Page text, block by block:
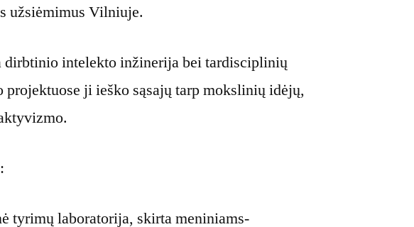
užsiėmimus Vilniuje.
intelekto inžinerija bei tardisciplinių
ji ieško sąsajų tarp mokslinių idėjų,
tyrimų laboratorija, skirta meniniams-